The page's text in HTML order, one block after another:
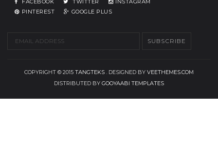
FACEBOOK TWITTER
INSTAGRAM
PINTEREST
GOOGLE PLUS
COPYRIGHT © 2015 TANGTEKS . DESIGNED BY VEETHEMES.COM
DISTRIBUTED BY GOOYAABI TEMPLATES